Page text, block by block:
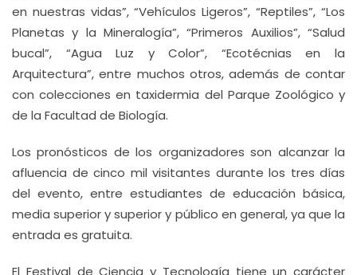
en nuestras vidas”, “Vehículos Ligeros”, “Reptiles”, “Los
Planetas y la Mineralogía”, “Primeros Auxilios”, “Salud
bucal”, “Agua Luz y Color”, “Ecotécnias en la
Arquitectura”, entre muchos otros, además de contar
con colecciones en taxidermia del Parque Zoológico y
de la Facultad de Biología.
Los pronósticos de los organizadores son alcanzar la
afluencia de cinco mil visitantes durante los tres días
del evento, entre estudiantes de educación básica,
media superior y superior y público en general, ya que la
entrada es gratuita.
El Festival de Ciencia y Tecnología tiene un carácter